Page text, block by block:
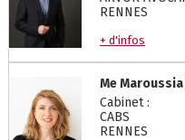
RENNES
+ d'infos
MeMaroussia
Cabinet :
CABS
RENNES